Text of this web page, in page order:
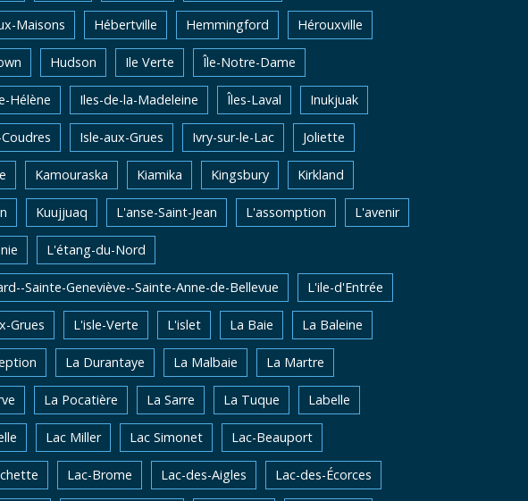
Maisons Hébertville Hemmingford Hérouxville
Hudson Ile Verte Île-Notre-Dame
Hélène Iles-de-la-Madeleine Îles-Laval Inukjuak
Isle-aux-Grues Ivry-sur-le-Lac Joliette
Kamouraska Kiamika Kingsbury Kirkland
Kuujjuaq L'anse-Saint-Jean L'assomption L'avenir
L'étang-du-Nord
Sainte-Geneviève--Sainte-Anne-de-Bellevue L'ile-d'Entrée
Grues L'isle-Verte L'islet La Baie La Baleine
La Durantaye La Malbaie La Martre
La Pocatière La Sarre La Tuque Labelle
Lac Miller Lac Simonet Lac-Beauport
Lac-Brome Lac-des-Aigles Lac-des-Écorces